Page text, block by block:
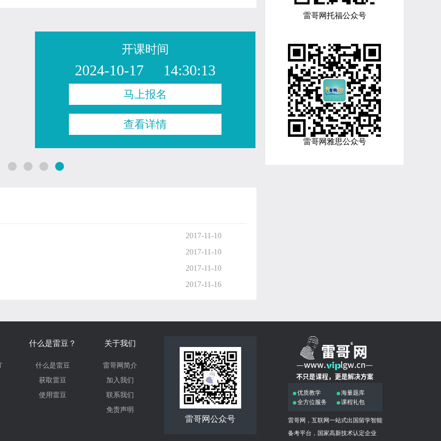
开课时间
2024-10-17 14:30:13
马上报名
查看详情
2017-11-10
2017-11-10
2017-11-10
2017-11-16
雷哥网托福公众号
雷哥网雅思公众号
什么是雷豆？
什么是雷豆
获取雷豆
使用雷豆
关于我们
雷哥网简介
加入我们
联系我们
免责声明
雷哥网公众号
优质教学
海量题库
全方位服务
课程礼包
雷哥网，互联网一站式出国留学智能
备考平台，国家高新技术认定企业